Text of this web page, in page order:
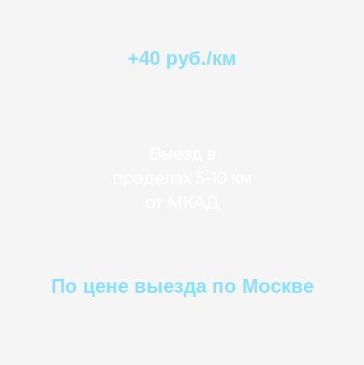
+40 руб./км
По цене выезда по Москве